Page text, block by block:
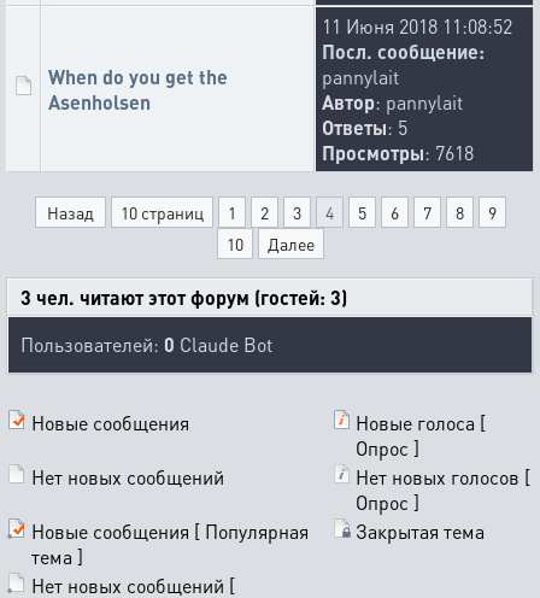
When do you get the
Asenholsen
11 Июня 2018 11:08:52
Посл. сообщение:
pannylait
Автор: pannylait
Ответы: 5
Просмотры: 7618
Назад 10 страниц 1 2 3 4 5 6 7 8
9
10
Далее
3 чел. читают этот форум (гостей: 3)
Пользователей: 0 Claude Bot
Новые сообщения
Новые голоса [
Опрос ]
Нет новых сообщений
Нет новых голосов [
Опрос ]
Новые сообщения [ Популярная
тема ]
Закрытая тема
Нет новых сообщений [